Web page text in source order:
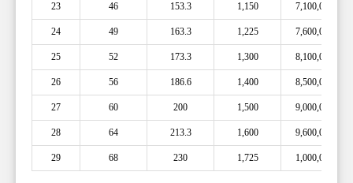
23 46 153.3 1,150 7,100,000
24 49 163.3 1,225 7,600,000
25 52 173.3 1,300 8,100,000
26 56 186.6 1,400 8,500,000
27 60 200 1,500 9,000,000
28 64 213.3 1,600 9,600,000
29 68 230 1,725 1,000,000